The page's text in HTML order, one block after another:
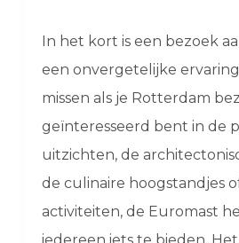
In het kort is een bezoek
een onvergetelijke
missen als je Rotterdam
geïnteresseerd bent in de
uitzichten, de
de culinaire hoogstandjes
activiteiten, de Euromast